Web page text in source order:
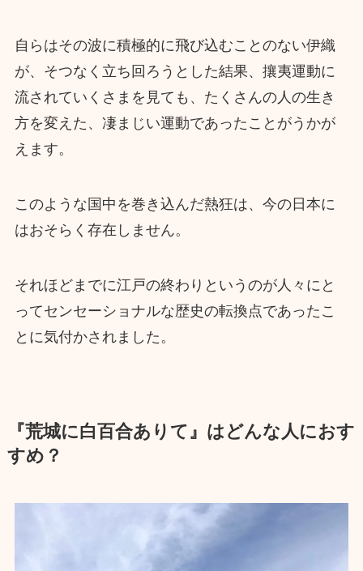
自らはその波に積極的に飛び込むことのない伊織
が、そつなく立ち回ろうとした結果、攘夷運動に
流されていくさまを見ても、たくさんの人の生き
方を変えた、凄まじい運動であったことがうかが
えます。
このような国中を巻き込んだ熱狂は、今の日本に
はおそらく存在しません。
それほどまでに江戸の終わりというのが人々にと
ってセンセーショナルな歴史の転換点であったこ
とに気付かされました。
『荒城に白百合ありて』はどんな人におす
すめ？